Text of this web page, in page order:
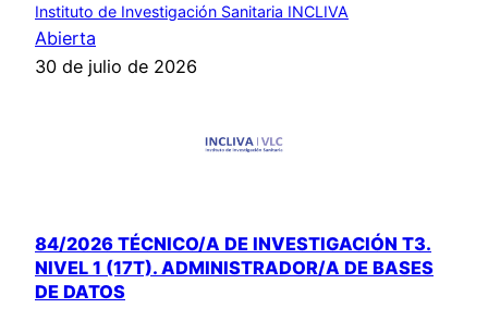
Instituto de Investigación Sanitaria INCLIVA
Abierta
30 de julio de 2026
84/2026 TÉCNICO/A DE INVESTIGACIÓN T3.
NIVEL 1 (17T). ADMINISTRADOR/A DE BASES
DE DATOS